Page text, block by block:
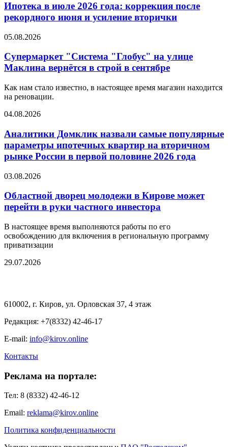
Ипотека в июле 2026 года: коррекция после
рекордного июня и усиление вторички
05.08.2026
Супермаркет "Система "Глобус" на улице
Маклина вернётся в строй в сентябре
Как нам стало известно, в настоящее время магазин находится
на реновации.
04.08.2026
Аналитики Домклик назвали самые популярные
параметры ипотечных квартир на вторичном
рынке России в первой половине 2026 года
03.08.2026
Областной дворец молодежи в Кирове может
перейти в руки частного инвестора
В настоящее время выполняются работы по его
освобождению для включения в региональную программу
приватизации
29.07.2026
610002, г. Киров, ул. Орловская 37, 4 этаж
Редакция: +7(8332) 42-46-17
E-mail: info@kirov.online
Контакты
Реклама на портале:
Тел: 8 (8332) 42-46-12
Email: reklama@kirov.online
Политика конфиденциальности